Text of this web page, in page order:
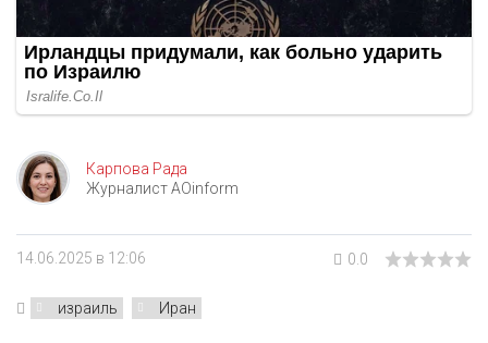
Карпова Рада
Журналист AOinform
14.06.2025 в 12:06 0.0
израиль Иран